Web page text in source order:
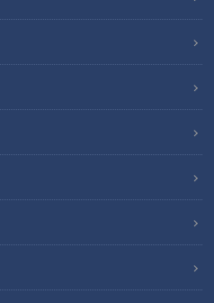
激に進み、去年１年間に生まれ
最低と発表されました。
実現している町があります。他
とは。
おすすめ